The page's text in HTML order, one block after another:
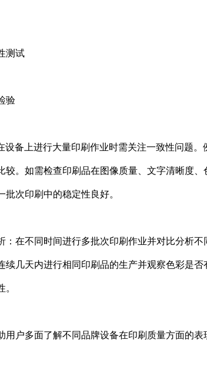
测试
验
设备上进行大量印刷作业时需关注一致性问题
较。如需检查印刷品在图像质量、文字清晰度
批次印刷中的稳定性良好。
：在不同时间进行多批次印刷作业并对比分析
续几天内进行相同印刷品的生产并观察色彩是
用户多面了解不同品牌设备在印刷质量方面的表